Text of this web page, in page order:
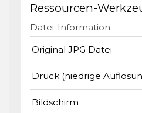
Ressourcen-
Datei-Information
Original JPG Datei
Druck (niedrige
Bildschirm